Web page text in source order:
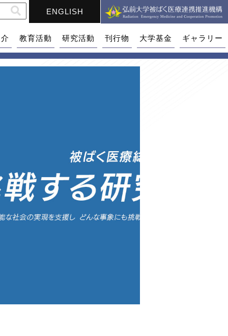
ENGLISH
教育活動 研究活動 刊行物 大学基金 ギャラリー